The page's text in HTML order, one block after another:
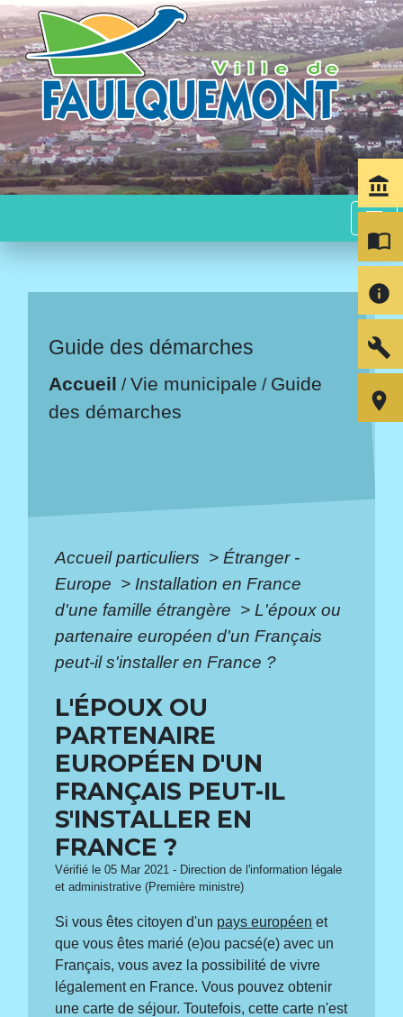
menu
Guide des démarches
Accueil /Vie municipale / Guide
des démarches
Accueil particuliers > Étranger -
Europe > Installation en France
d'une famille étrangère > L'époux ou
partenaire européen d'un Français
peut-il s'installer en France ?
L'ÉPOUX OU
PARTENAIRE
EUROPÉEN D'UN
FRANÇAIS PEUT-IL
S'INSTALLER EN
FRANCE ?
Vérifié le 05 Mar 2021 - Direction de l'information légale
et administrative (Première ministre)
Si vous êtes citoyen d'un pays européen et
que vous êtes marié (e)ou pacsé(e) avec un
Français, vous avez la possibilité de vivre
légalement en France. Vous pouvez obtenir
une carte de séjour. Toutefois, cette carte n'est
account_balance
import_contacts
info
build
room